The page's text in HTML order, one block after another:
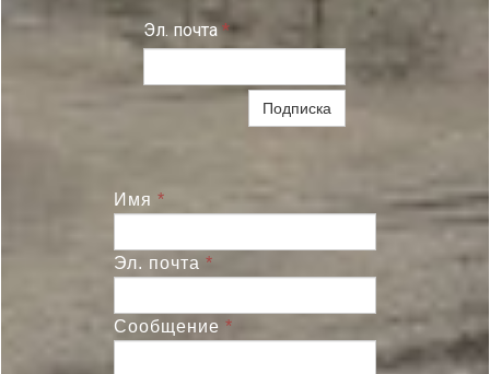
Эл. почта*
Подписка
Имя *
Эл. почта *
Сообщение *